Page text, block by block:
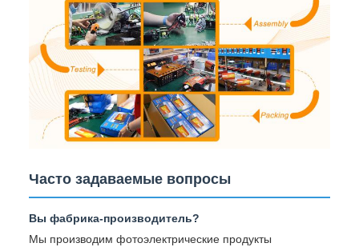
Часто задаваемые вопросы
Вы фабрика-производитель?
Мы производим фотоэлектрические продукты